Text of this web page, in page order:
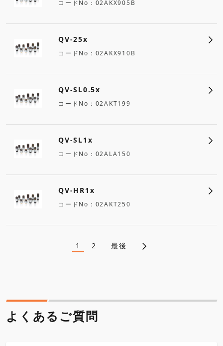
コードNo 02AKX905B
QV-25x
コードNo 02AKX910B
QV-SL0.5x
コードNo 02AKT199
QV-SL1x
コードNo 02ALA150
QV-HR1x
コードNo 02AKT250
送
り
カ
1
ペ
2 最後
よくあるご質問